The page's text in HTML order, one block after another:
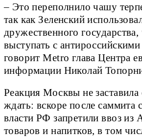
– Это переполнило чашу
так как Зеленский
дружественного
выступать с
говорит Metro глава Центра
информации Николай
Реакция Москвы не заставила
ждать: вскоре после саммита
власти РФ запретили ввоз из
товаров и напитков, в том